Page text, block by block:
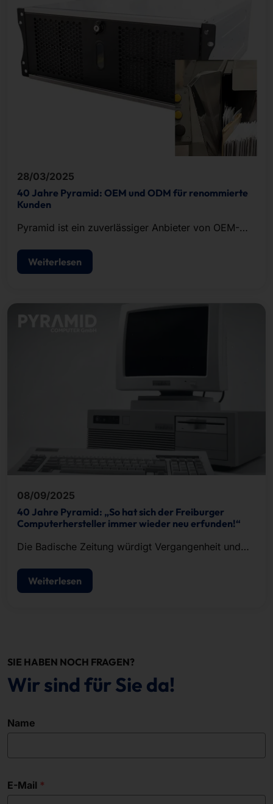
28/03/2025
40 Jahre Pyramid: OEM und ODM für renommierte
Kunden
Pyramid ist ein zuverlässiger Anbieter von OEM-
Weiterlesen
08/09/2025
40 Jahre Pyramid: „So hat sich der Freiburger
Computerhersteller immer wieder neu erfunden!“
Die Badische Zeitung würdigt Vergangenheit und
Artikel.
Weiterlesen
SIE HABEN NOCH FRAGEN?
Wir sind für Sie da!
Name
E-Mail